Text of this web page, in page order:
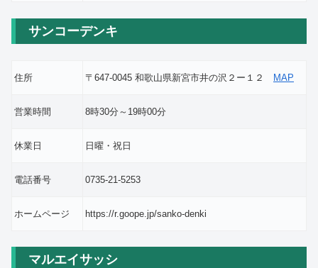
サンコーデンキ
住所 〒647-0045 和歌山県新宮市井の沢２ー１２ MAP
営業時間 8時30分～19時00分
休業日 日曜・祝日
電話番号 0735-21-5253
ホームページ https://r.goope.jp/sanko-denki
マルエイサッシ